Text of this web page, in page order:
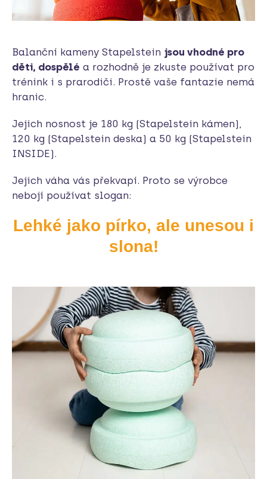
Balanční kameny Stapelstein jsou vhodné pro
děti, dospělé a rozhodně je zkuste používat pro
trénink i s prarodiči. Prostě vaše fantazie nemá
hranic.
Jejich nosnost je 180 kg (Stapelstein kámen),
120 kg (Stapelstein deska) a 50 kg (Stapelstein
INSIDE).
Jejich váha vás překvapí. Proto se výrobce
nebojí používat slogan:
Lehké jako pírko, ale unesou i
slona!